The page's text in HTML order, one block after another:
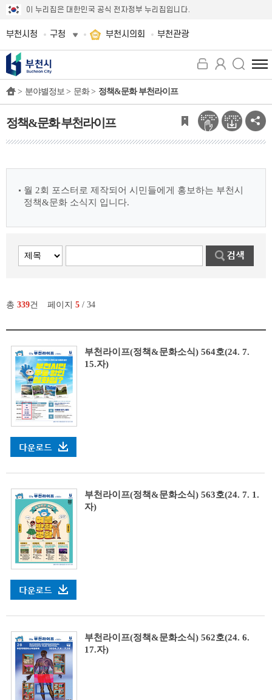
이 누리집은 대한민국 공식 전자정부 누리집입니다.
부천시청 구청 부천시의회 부천관광
전
체
뉴
보
기
> 분야별정보 > 문화 > 정책&문화 부천라이프
정책&문화 부천라이프
월 2회 포스터로 제작되어 시민들에게 홍보하는 부천시
정책&문화 소식지 입니다.
총 339건 페이지 5 / 34
부천라이프(정책&문화소식) 564호(24. 7.
15.자)
부천라이프(정책&문화소식) 563호(24. 7. 1.
자)
부천라이프(정책&문화소식) 562호(24. 6.
17.자)